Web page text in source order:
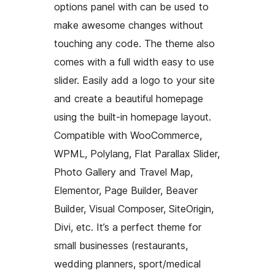
options panel with can be used to
make awesome changes without
touching any code. The theme also
comes with a full width easy to use
slider. Easily add a logo to your site
and create a beautiful homepage
using the built-in homepage layout.
Compatible with WooCommerce,
WPML, Polylang, Flat Parallax Slider,
Photo Gallery and Travel Map,
Elementor, Page Builder, Beaver
Builder, Visual Composer, SiteOrigin,
Divi, etc. It’s a perfect theme for
small businesses (restaurants,
wedding planners, sport/medical